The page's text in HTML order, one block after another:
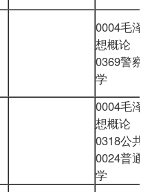
0004毛泽
想概论
0369警察
学
0004毛泽
想概论
0318公共
0024普通
学